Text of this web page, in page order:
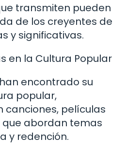
transmiten pueden
de los creyentes de
y significativas.
en la Cultura Popular
encontrado su
popular,
canciones, películas
abordan temas
y redención.